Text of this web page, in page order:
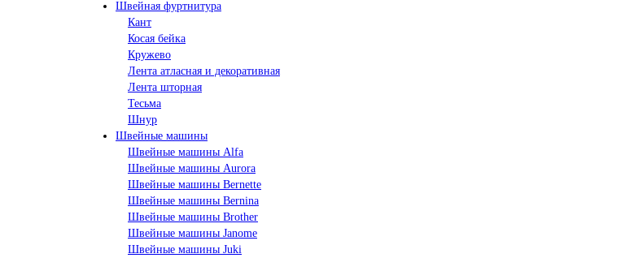
Швейная фуртнитура
Кант
Косая бейка
Кружево
Лента aтласная и декоративная
Лента шторная
Тесьма
Шнур
Швейные машины
Швейные машины Alfa
Швейные машины Aurora
Швейные машины Bernette
Швейные машины Bernina
Швейные машины Brother
Швейные машины Janome
Швейные машины Juki